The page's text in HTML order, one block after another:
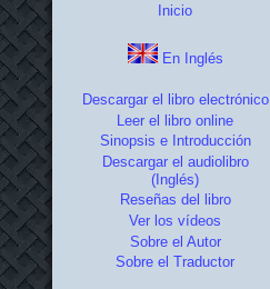
Inicio
En Inglés
Descargar el libro electrónico
Leer el libro online
Sinopsis e Introducción
Descargar el audiolibro
(Inglés)
Reseñas del libro
Ver los vídeos
Sobre el Autor
Sobre el Traductor